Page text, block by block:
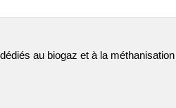
au biogaz et à la méthanisation